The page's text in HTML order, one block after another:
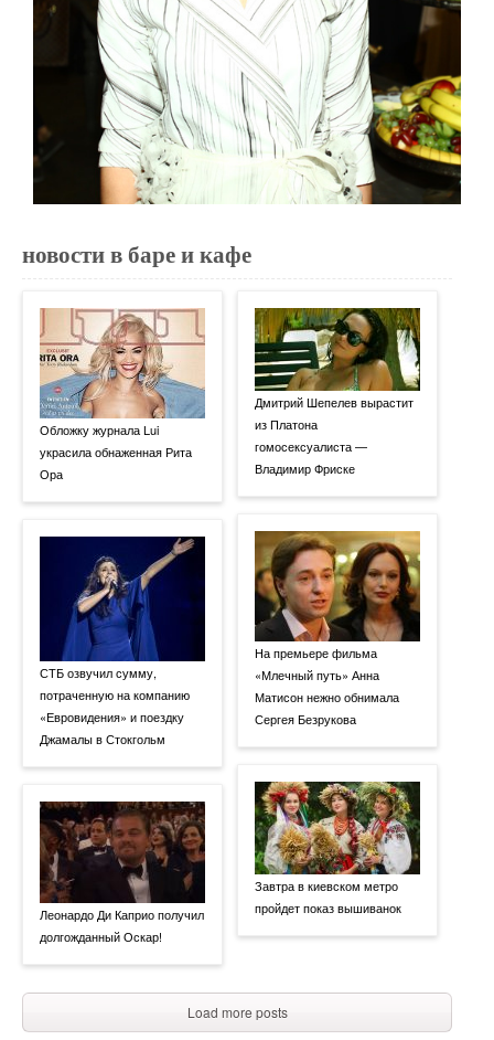
новости в баре и кафе
Обложку журнала Lui
украсила обнаженная Рита
Ора
СТБ озвучил сумму,
потраченную на компанию
«Евровидения» и поездку
Джамалы в Стокгольм
Леонардо Ди Каприо получил
долгожданный Оскар!
Дмитрий Шепелев вырастит
из Платона
гомосексуалиста —
Владимир Фриске
На премьере фильма
«Млечный путь» Анна
Матисон нежно обнимала
Сергея Безрукова
Завтра в киевском метро
пройдет показ вышиванок
Load more posts